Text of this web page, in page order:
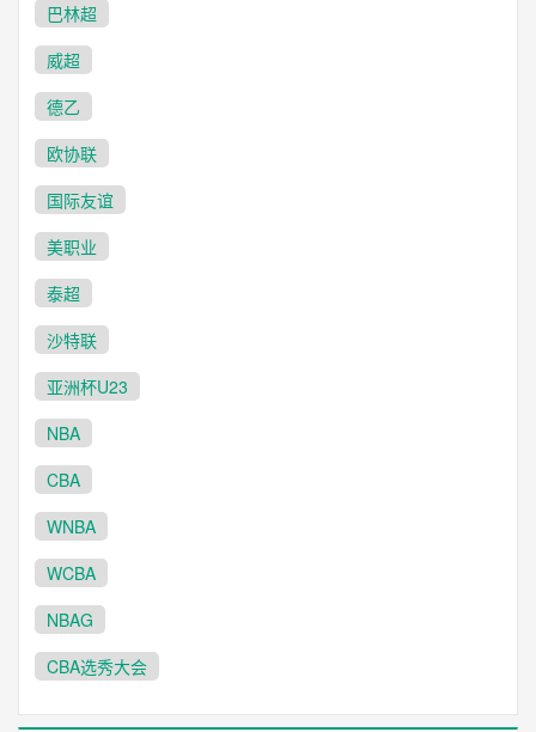
巴林超
威超
德乙
欧协联
国际友谊
美职业
泰超
沙特联
亚洲杯U23
NBA
CBA
WNBA
WCBA
NBAG
CBA选秀大会